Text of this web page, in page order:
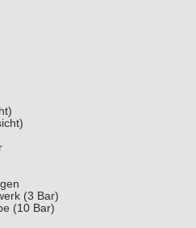
(3 Bar)
(10 Bar)